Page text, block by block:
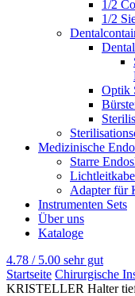
1/2
1/2
Optik
Medizinische
Starre
Adapter für
Instrumenten Sets
Über uns
Kataloge
4.78 / 5.00 sehr gut
Startseite Chirurgische
KRISTELLER Halter